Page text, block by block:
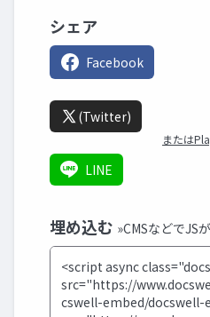
シェア
Facebook
(Twitter)
または
LINE
埋め込む »CMSなどでJS